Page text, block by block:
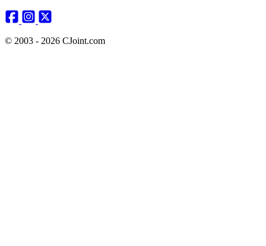
© 2003 - 2026 CJoint.com